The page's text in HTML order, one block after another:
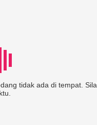
tidak ada di tempat.